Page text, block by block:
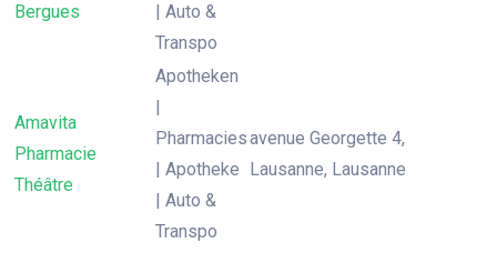
Bergues
| Auto &
Transpo
Amavita
Pharmacie
Théâtre
Apotheken
|
Pharmacies
| Apotheke
| Auto &
Transpo
avenue Georgette 4,
Lausanne, Lausanne